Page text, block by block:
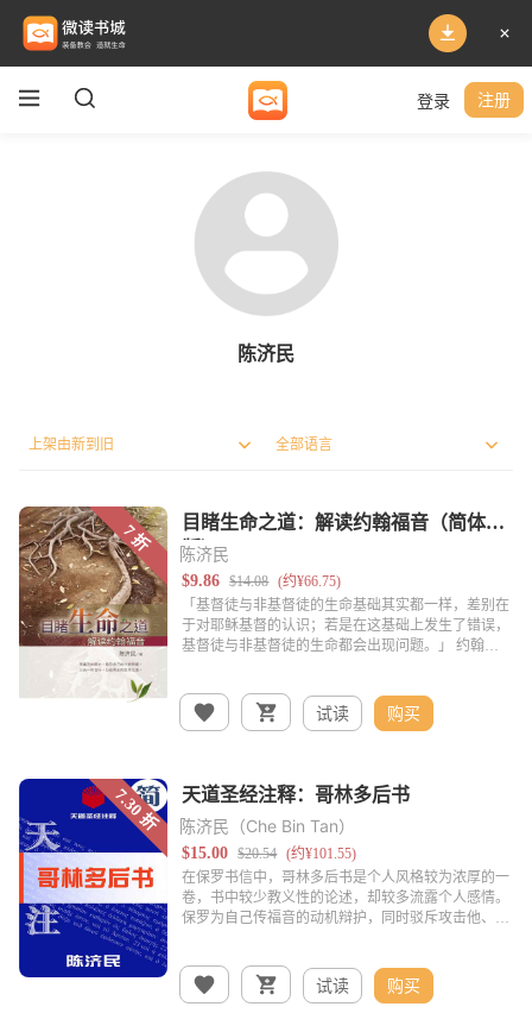
登录 注册
陈济民
陈济民
试读 购买
陈济民（Che Bin Tan）
试读 购买